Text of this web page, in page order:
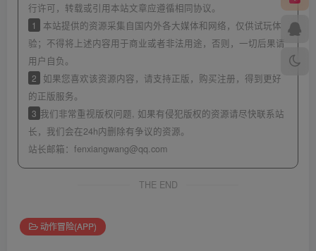
行许可，转载或引用本站文章应遵循相同协议。
1
本站提供的资源采集自国内外各大媒体和网络，仅供试玩体
验；不得将上述内容用于商业或者非法用途，否则，一切后果请
用户自负。
2
如果您喜欢该资源内容，请支持正版，购买注册，得到更好
的正版服务。
3 我们非常重视版权问题, 如果有侵犯版权的资源请尽快联系站
长，我们会在24h内删除有争议的资源。
站长邮箱： fenxiangwang@qq.com
THE END
动作冒险(APP)